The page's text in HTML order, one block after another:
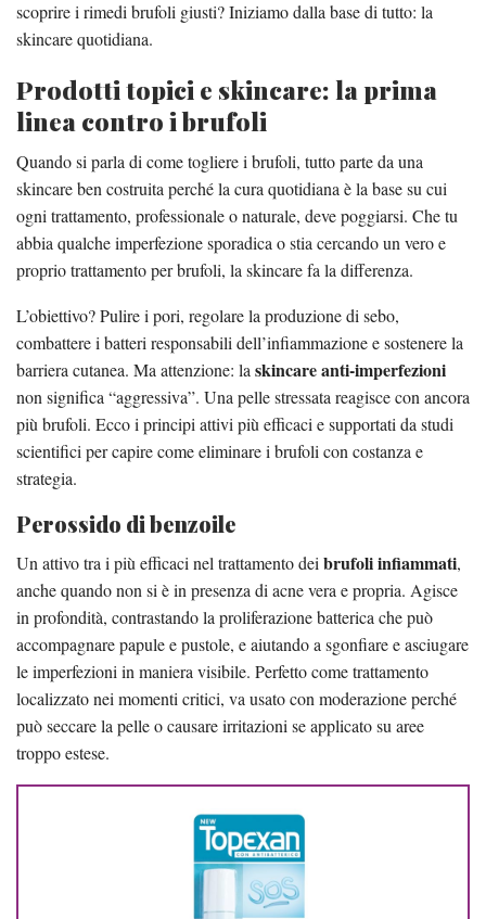
scoprire i rimedi brufoli giusti? Iniziamo dalla base di tutto: la
skincare quotidiana.
Prodotti topici e skincare: la prima
linea contro i brufoli
Quando si parla di come togliere i brufoli, tutto parte da una
skincare ben costruita perché la cura quotidiana è la base su cui
ogni trattamento, professionale o naturale, deve poggiarsi. Che tu
abbia qualche imperfezione sporadica o stia cercando un vero e
proprio trattamento per brufoli, la skincare fa la differenza.
L’obiettivo? Pulire i pori, regolare la produzione di sebo,
combattere i batteri responsabili dell’infiammazione e sostenere la
barriera cutanea. Ma attenzione: la skincare anti-imperfezioni
non significa “aggressiva”. Una pelle stressata reagisce con ancora
più brufoli. Ecco i principi attivi più efficaci e supportati da studi
scientifici per capire come eliminare i brufoli con costanza e
strategia.
Perossido di benzoile
Un attivo tra i più efficaci nel trattamento dei brufoli infiammati,
anche quando non si è in presenza di acne vera e propria. Agisce
in profondità, contrastando la proliferazione batterica che può
accompagnare papule e pustole, e aiutando a sgonfiare e asciugare
le imperfezioni in maniera visibile. Perfetto come trattamento
localizzato nei momenti critici, va usato con moderazione perché
può seccare la pelle o causare irritazioni se applicato su aree
troppo estese.